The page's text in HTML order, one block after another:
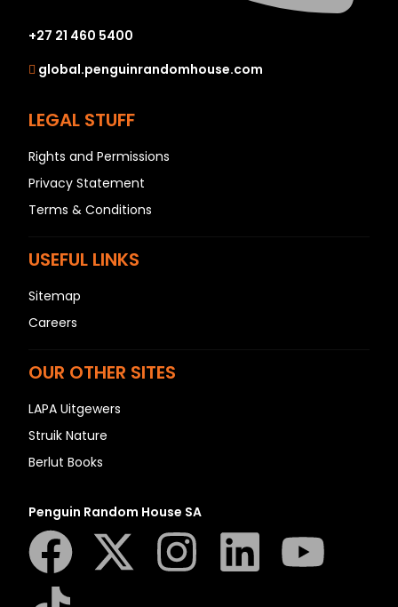
+27 21 460 5400
global.penguinrandomhouse.com
LEGAL STUFF
Rights and Permissions
Privacy Statement
Terms & Conditions
USEFUL LINKS
Sitemap
Careers
OUR OTHER SITES
LAPA Uitgewers
Struik Nature
Berlut Books
Penguin Random House SA